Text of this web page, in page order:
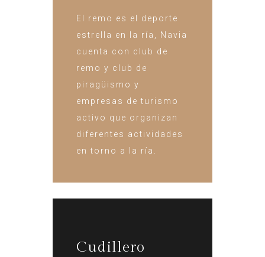
El remo es el deporte
estrella en la ría, Navia
cuenta con club de
remo y club de
piragüismo y
empresas de turismo
activo que organizan
diferentes actividades
en torno a la ría.
Cudillero